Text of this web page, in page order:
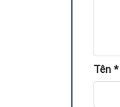
Quy
độ vận
Tên *